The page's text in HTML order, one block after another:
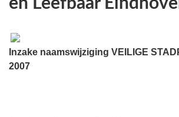
en Leefbaar
Inzake naamswijziging VEILIGE
2007